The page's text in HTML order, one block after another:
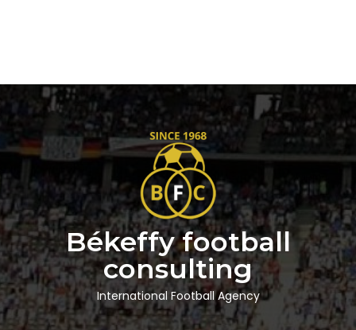
Békeffy football
consulting
International Football Agency